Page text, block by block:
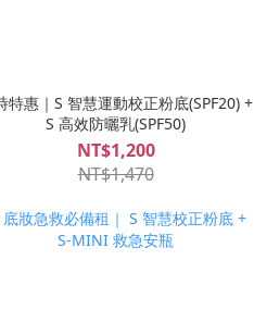
特惠｜S 智慧運動校正粉底(SPF20) +
S 高效防曬乳(SPF50)
NT$1,200
NT$1,470